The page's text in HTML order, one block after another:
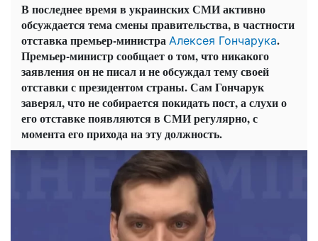
В последнее время в украинских СМИ активно
обсуждается тема смены правительства, в частности
отставка премьер-министра Алексея Гончарука.
Премьер-министр сообщает о том, что никакого
заявления он не писал и не обсуждал тему своей
отставки с президентом страны. Сам Гончарук
заверял, что не собирается покидать пост, а слухи о
его отставке появляются в СМИ регулярно, с
момента его прихода на эту должность.